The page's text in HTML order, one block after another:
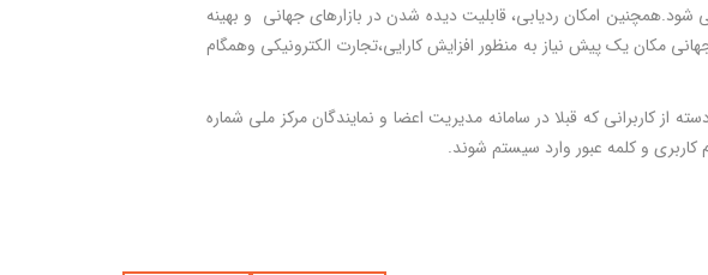
امکان ردیابی، قابلیت دیده شدن در بازارهای جهانی و بهینه
مکان یک پیش نیاز به منظور افزایش کارایی،تجارت الکترونیکی وهمگام
کاربرانی که قبلا در سامانه مدیریت اعضا و نمایندگان مرکز ملی شماره
کاربری و کلمه عبور وارد سیستم شوند.